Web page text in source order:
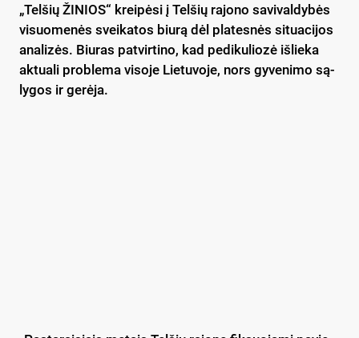
„Tel­šių ŽI­NIOS“ krei­pė­si į Tel­šių ra­jo­no sa­vi­val­dy­bės
vi­suo­me­nės svei­ka­tos biu­rą dėl pla­tes­nės si­tua­ci­jos
ana­li­zės. Biu­ras pa­tvir­ti­no, kad pe­di­ku­lio­zė iš­lie­ka
ak­tua­li pro­ble­ma vi­so­je Lie­tu­vo­je, nors gy­ve­ni­mo są­
ly­gos ir ge­rė­ja.